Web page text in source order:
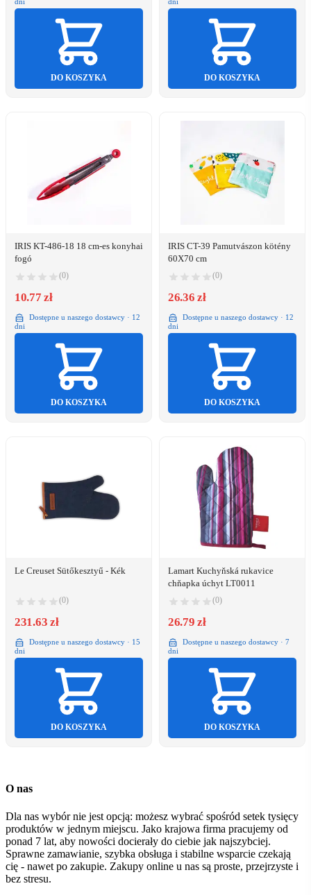
DO KOSZYKA DO KOSZYKA
IRIS KT-486-18 18 cm-es konyhai
fogó
(0)
10.77 zł
Dostępne u naszego dostawcy · 12
dni
DO KOSZYKA
IRIS CT-39 Pamutvászon kötény
60X70 cm
(0)
26.36 zł
Dostępne u naszego dostawcy · 12
dni
DO KOSZYKA
Le Creuset Sütőkesztyű - Kék
(0)
231.63 zł
Dostępne u naszego dostawcy · 15
dni
DO KOSZYKA
Lamart Kuchyňská rukavice
chňapka úchyt LT0011
(0)
26.79 zł
Dostępne u naszego dostawcy · 7
dni
DO KOSZYKA
O nas
Dla nas wybór nie jest opcją: możesz wybrać spośród setek tysięcy
produktów w jednym miejscu. Jako krajowa firma pracujemy od
ponad 7 lat, aby nowości docierały do ciebie jak najszybciej.
Sprawne zamawianie, szybka obsługa i stabilne wsparcie czekają
cię - nawet po zakupie. Zakupy online u nas są proste, przejrzyste i
bez stresu.